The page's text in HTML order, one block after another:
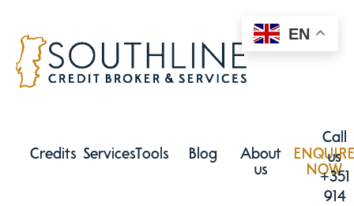
Credits ServicesTools Blog
About
us
ENQUIRE
NOW
Call
us
+351
914
EN